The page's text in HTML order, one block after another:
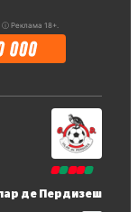
ⓘ Реклама 18+.
де Пердизеш